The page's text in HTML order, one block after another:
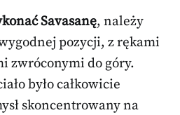
Savasanę, należy
pozycji, z rękami
zwróconymi do góry.
było całkowicie
skoncentrowany na